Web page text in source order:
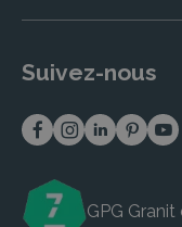
Suivez-nous
GPG